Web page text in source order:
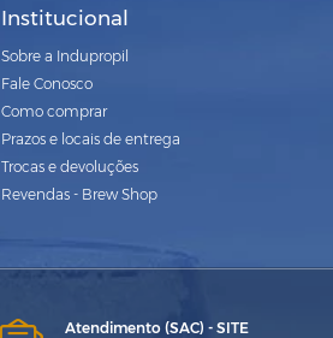
Institucional
Sobre a Indupropil
Fale Conosco
Como comprar
Prazos e locais de entrega
Trocas e devoluções
Revendas - Brew Shop
Atendimento (SAC) - SITE